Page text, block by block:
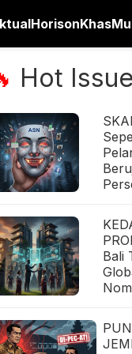
HorisonKhas
Hot Issue
Bali